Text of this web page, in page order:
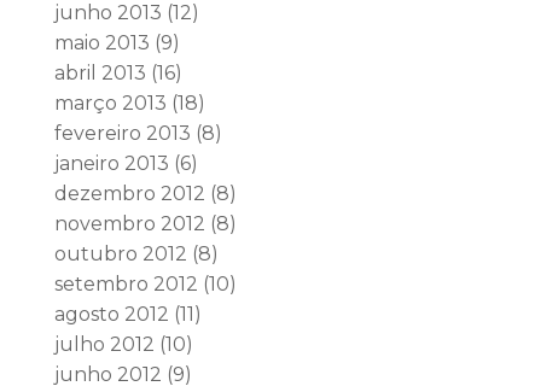
junho 2013 (12)
maio 2013 (9)
abril 2013 (16)
março 2013 (18)
fevereiro 2013 (8)
janeiro 2013 (6)
dezembro 2012 (8)
novembro 2012 (8)
outubro 2012 (8)
setembro 2012 (10)
agosto 2012 (11)
julho 2012 (10)
junho 2012 (9)